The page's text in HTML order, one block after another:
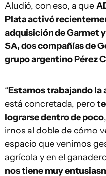
Aludió, con eso, a que
Plata activó
adquisición de Garmet
SA, dos compañías de
grupo argentino Pérez
“Estamos trabajando la
está concretada, pero
lograrse dentro de poco
irnos al doble de cómo
espacio que venimos
agrícola y en el
nos tiene muy